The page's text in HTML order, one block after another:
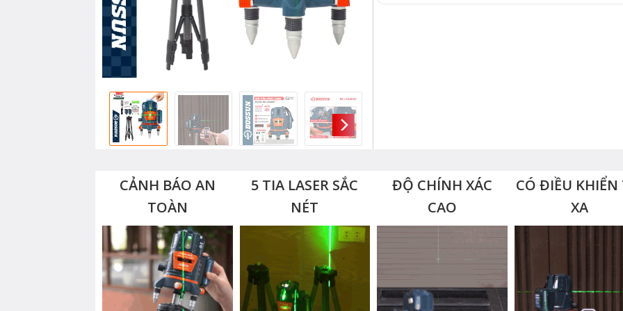
CẢNH BÁO AN
TOÀN
5 TIA LASER SẮC
NÉT
ĐỘ CHÍNH XÁC
CAO
CÓ ĐIỀU
XA